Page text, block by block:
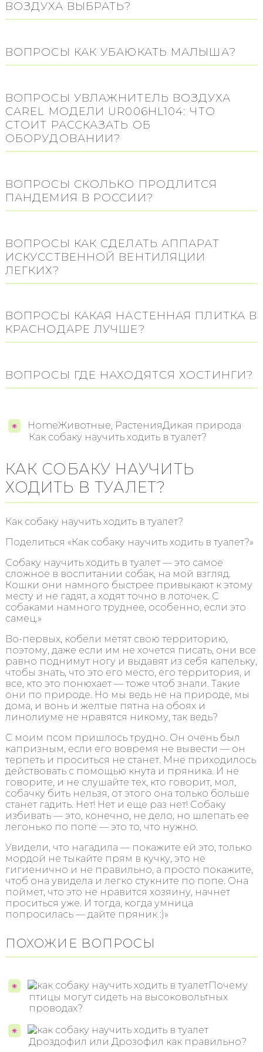
ВОЗДУХА ВЫБРАТЬ?
ВОПРОСЫ КАК УБАЮКАТЬ МАЛЫША?
ВОПРОСЫ УВЛАЖНИТЕЛЬ ВОЗДУХА
CAREL МОДЕЛИ UR006HL104: ЧТО
СТОИТ РАССКАЗАТЬ ОБ
ОБОРУДОВАНИИ?
ВОПРОСЫ СКОЛЬКО ПРОДЛИТСЯ
ПАНДЕМИЯ В РОССИИ?
ВОПРОСЫ КАК СДЕЛАТЬ АППАРАТ
ИСКУССТВЕННОЙ ВЕНТИЛЯЦИИ
ЛЕГКИХ?
ВОПРОСЫ КАКАЯ НАСТЕННАЯ ПЛИТКА В
КРАСНОДАРЕ ЛУЧШЕ?
ВОПРОСЫ ГДЕ НАХОДЯТСЯ ХОСТИНГИ?
HomeЖивотные, РастенияДикая природа
Как собаку научить ходить в туалет?
КАК СОБАКУ НАУЧИТЬ
ХОДИТЬ В ТУАЛЕТ?
Как собаку научить ходить в туалет?
Поделиться «Как собаку научить ходить в туалет?»
Собаку научить ходить в туалет — это самое
сложное в воспитании собак, на мой взгляд.
Кошки они намного быстрее привыкают к этому
месту и не гадят, а ходят точно в лоточек. С
собаками намного труднее, особенно, если это
самец.»
Во-первых, кобели метят свою территорию,
поэтому, даже если им не хочется писать, они все
равно поднимут ногу и выдавят из себя капельку,
чтобы знать, что это его место, его территория, и
все, кто это понюхает — тоже чтоб знали. Такие
они по природе. Но мы ведь не на природе, мы
дома, и вонь и желтые пятна на обоях и
линолиуме не нравятся никому, так ведь?
С моим псом пришлось трудно. Он очень был
капризным, если его вовремя не вывести — он
терпеть и проситься не станет. Мне приходилось
действовать с помощью кнута и пряника. И не
говорите, и не слушайте тех, кто говорит, мол,
собачку бить нельзя, от этого она только больше
станет гадить. Нет! Нет и еще раз нет! Собаку
избивать — это, конечно, не дело, но шлепать ее
легонько по попе — это то, что нужно.
Увидели, что нагадила — покажите ей это, только
мордой не тыкайте прям в кучку, это не
гигиенично и не правильно, а просто покажите,
чтоб она увидела и легко стукните по попе. Она
поймет, что это не нравится хозяину, начнет
проситься уже. И тогда, когда умница
попросилась — дайте пряник :)»
ПОХОЖИЕ ВОПРОСЫ
Почему
птицы могут сидеть на высоковольтных
проводах?
Дроздофил или Дрозофил как правильно?